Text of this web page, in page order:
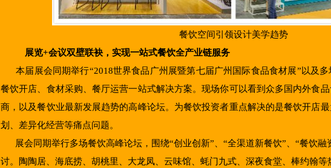
餐饮空间引领设计美学趋势
展览+会议双壁联袂，实现一站式餐饮全产业链服务
本届展会同期举行“2018世界食品广州展暨第七届广州国际食品食材展”以及
餐饮开店、食材采购、餐厅运营一站式解决方案。现场你可以看到众多国内外食
商，以及餐饮业最新发展趋势的高峰论坛。为餐饮投资者重点解决的是餐饮开店
划、差异化经营等痛点问题。
展会同期举行多场餐饮高峰论坛，围绕“创业创新”、“全渠道新餐饮”、“餐饮融
讨。陶陶居、海底捞、胡桃里、大龙凤、云味馆、蚝门九式、深夜食堂、棒约翰等